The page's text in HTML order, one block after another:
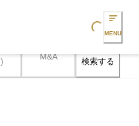
Loading...
MENU
M&A 検索する